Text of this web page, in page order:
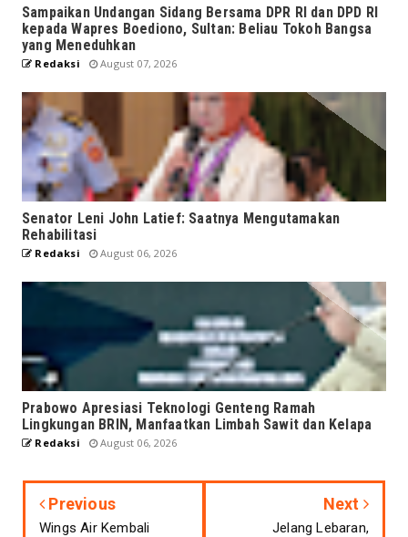
Sampaikan Undangan Sidang Bersama DPR RI dan DPD RI
kepada Wapres Boediono, Sultan: Beliau Tokoh Bangsa
yang Meneduhkan
Redaksi August 07, 2026
Senator Leni John Latief: Saatnya Mengutamakan
Rehabilitasi
Redaksi August 06, 2026
Prabowo Apresiasi Teknologi Genteng Ramah
Lingkungan BRIN, Manfaatkan Limbah Sawit dan Kelapa
Redaksi August 06, 2026
Previous
Wings Air Kembali
Next
Jelang Lebaran,